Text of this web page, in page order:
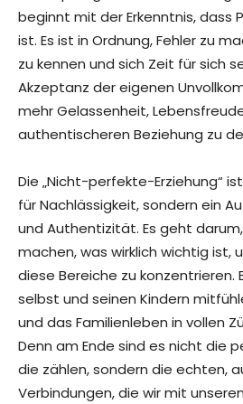
beginnt mit der Erkenntnis, dass
ist. Es ist in Ordnung, Fehler zu
zu kennen und sich Zeit für sich
Akzeptanz der eigenen
mehr Gelassenheit,
authentischeren Beziehung zu
Die „Nicht-perfekte-Erziehung“
für Nachlässigkeit, sondern ein
und Authentizität. Es geht
machen, was wirklich wichtig ist,
diese Bereiche zu konzentrieren.
selbst und seinen Kindern
und das Familienleben in vollen
Denn am Ende sind es nicht die
die zählen, sondern die echten,
Verbindungen, die wir mit